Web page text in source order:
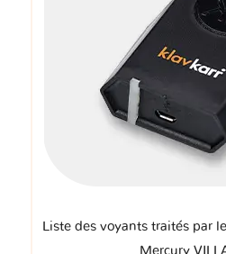
Liste des voyants traités par
Mercury